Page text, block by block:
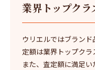
業界トップク
ウリエルではブラン
定額は業界トップクラ
また、査定額に満足